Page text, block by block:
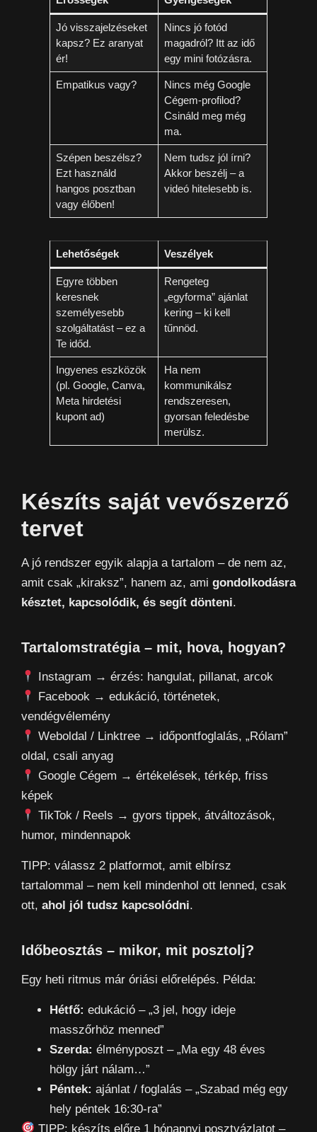
Jó visszajelzéseket
kapsz? Ez aranyat
ér!
Nincs jó fotód
magadról? Itt az idő
egy mini fotózásra.
Empatikus vagy?
Nincs még Google
Cégem-profilod?
Csináld meg még
ma.
Szépen beszélsz?
Ezt használd
hangos posztban
vagy élőben!
Nem tudsz jól írni?
Akkor beszélj – a
videó hitelesebb is.
Lehetőségek Veszélyek
Egyre többen
keresnek
személyesebb
szolgáltatást – ez a
Te időd.
Rengeteg
„egyforma” ajánlat
kering – ki kell
tűnnöd.
Ingyenes eszközök
(pl. Google, Canva,
Meta hirdetési
kupont ad)
Ha nem
kommunikálsz
rendszeresen,
gyorsan feledésbe
merülsz.
Készíts saját vevőszerző
tervet
A jó rendszer egyik alapja a tartalom – de nem az,
amit csak „kiraksz”, hanem az, ami gondolkodásra
késztet, kapcsolódik, és segít dönteni.
Tartalomstratégia – mit, hova, hogyan?
Instagram → érzés: hangulat, pillanat, arcok
Facebook → edukáció, történetek,
vendégvélemény
Weboldal / Linktree → időpontfoglalás, „Rólam”
oldal, csali anyag
Google Cégem → értékelések, térkép, friss
képek
TikTok / Reels → gyors tippek, átváltozások,
humor, mindennapok
TIPP: válassz 2 platformot, amit elbírsz
tartalommal – nem kell mindenhol ott lenned, csak
ott, ahol jól tudsz kapcsolódni.
Időbeosztás – mikor, mit posztolj?
Egy heti ritmus már óriási előrelépés. Példa:
Hétfő: edukáció – „3 jel, hogy ideje
masszőrhöz menned”
Szerda: élményposzt – „Ma egy 48 éves
hölgy járt nálam…”
Péntek: ajánlat / foglalás – „Szabad még egy
hely péntek 16:30-ra”
TIPP: készíts előre 1 hónapnyi posztvázlatot –